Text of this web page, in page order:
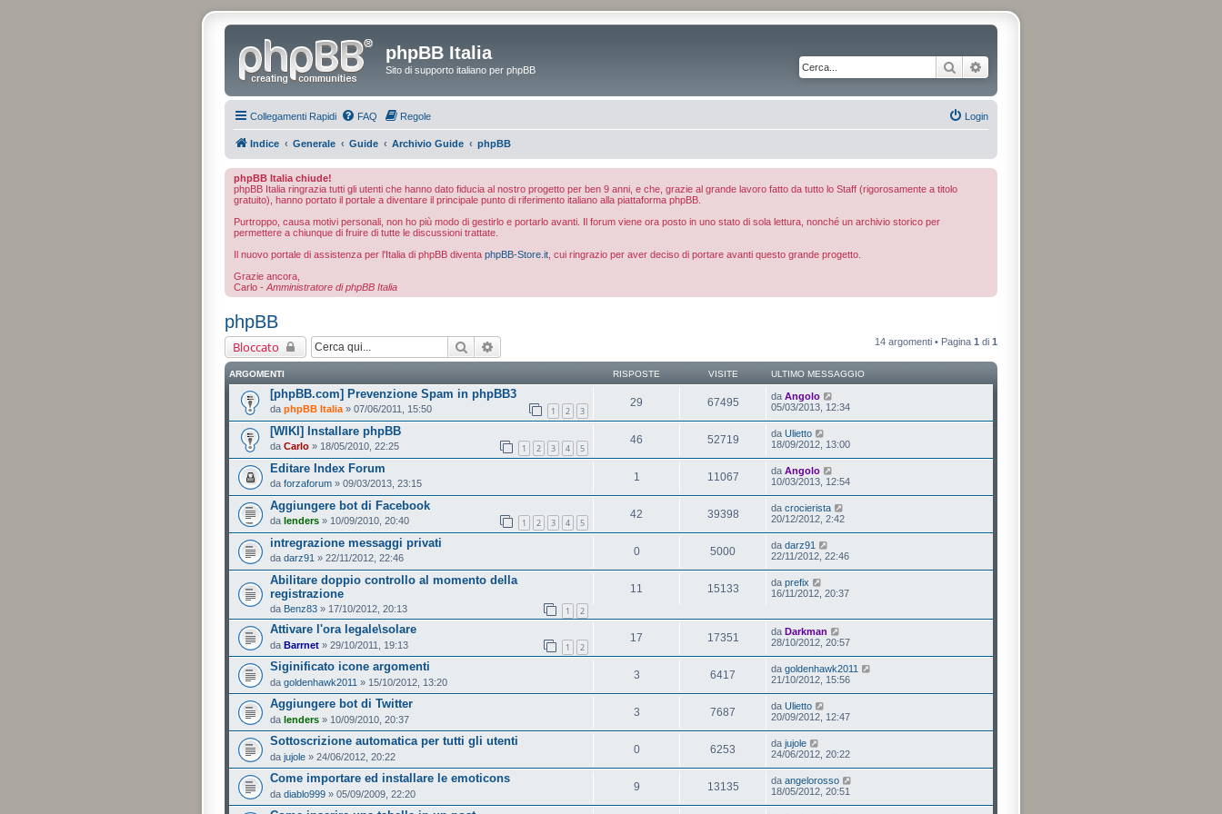
phpBB Italia
Sito di supporto italiano per phpBB Cerca
Collegamenti Rapidi FAQ Regole Login
Indice Generale Guide Archivio Guide phpBB
phpBB Italia chiude!
phpBB Italia ringrazia tutti gli utenti che hanno dato fiducia al nostro progetto per ben 9 anni, e che, grazie al grande lavoro fatto da tutto lo Staff (rigorosamente a titolo
gratuito), hanno portato il portale a diventare il principale punto di riferimento italiano alla piattaforma phpBB.
Purtroppo, causa motivi personali, non ho più modo di gestirlo e portarlo avanti. Il forum viene ora posto in uno stato di sola lettura, nonché un archivio storico per
permettere a chiunque di fruire di tutte le discussioni trattate.
Il nuovo portale di assistenza per l'Italia di phpBB diventa phpBB-Store.it , cui ringrazio per aver deciso di portare avanti questo grande progetto.
Grazie ancora,
Carlo - Amministratore di phpBB Italia
phpBB
Bloccato Cerca 14 argomenti • Pagina 1 di 1
ARGOMENTI RISPOSTE VISITE ULTIMO MESSAGGIO
[phpBB.com] Prevenzione Spam in phpBB3
da phpBB Italia » 07/06/2011, 15:50 1 2 3
29 67495 da Angolo
05/03/2013, 12:34
[WIKI] Installare phpBB
da Carlo » 18/05/2010, 22:25 1 2 3 4 5
46 52719 da Ulietto
18/09/2012, 13:00
Editare Index Forum
da forzaforum » 09/03/2013, 23:15
1 11067 da Angolo
10/03/2013, 12:54
Aggiungere bot di Facebook
da lenders » 10/09/2010, 20:40 1 2 3 4 5
42 39398 da crocierista
20/12/2012, 2:42
intregrazione messaggi privati
da darz91 » 22/11/2012, 22:46
0 5000 da darz91
22/11/2012, 22:46
Abilitare doppio controllo al momento della
registrazione
da Benz83 » 17/10/2012, 20:13 1 2
11 15133 da prefix
16/11/2012, 20:37
Attivare l'ora legale\solare
da Barrnet » 29/10/2011, 19:13 1 2
17 17351 da Darkman
28/10/2012, 20:57
Siginificato icone argomenti
da goldenhawk2011 » 15/10/2012, 13:20
3 6417 da goldenhawk2011
21/10/2012, 15:56
Aggiungere bot di Twitter
da lenders » 10/09/2010, 20:37
3 7687 da Ulietto
20/09/2012, 12:47
Sottoscrizione automatica per tutti gli utenti
da jujole » 24/06/2012, 20:22
0 6253 da jujole
24/06/2012, 20:22
Come importare ed installare le emoticons
da diablo999 » 05/09/2009, 22:20
9 13135 da angelorosso
18/05/2012, 20:51